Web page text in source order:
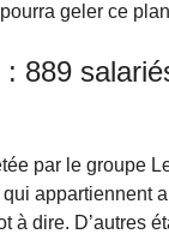
geler ce
889
par le groupe
appartiennent
à dire. D’autres